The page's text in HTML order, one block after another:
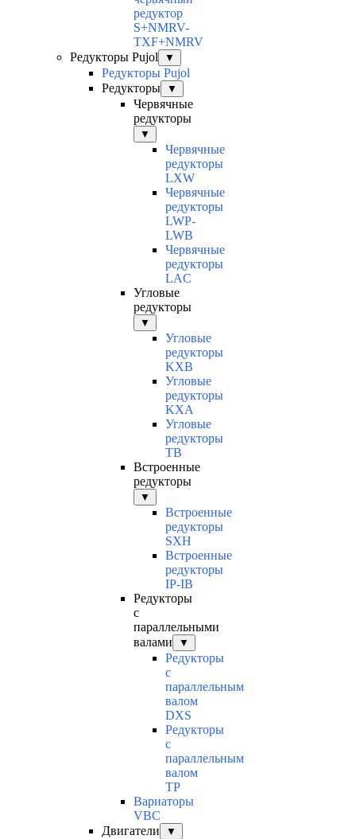
редуктор
S+NMRV-
TXF+NMRV
Редукторы Pujol
▼
Редукторы Pujol
Редукторы
▼
Червячные
редукторы
▼
Червячные
редукторы
LXW
Червячные
редукторы
LWP-
LWB
Червячные
редукторы
LAC
Угловые
редукторы
▼
Угловые
редукторы
KXB
Угловые
редукторы
KXA
Угловые
редукторы
TB
Встроенные
редукторы
▼
Встроенные
редукторы
SXH
Встроенные
редукторы
IP-IB
Редукторы
с
параллельными
валами
▼
Редукторы
с
параллельным
валом
DXS
Редукторы
с
параллельным
валом
TP
Вариаторы
VBC
Двигатели
▼